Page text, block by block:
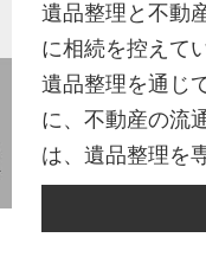
遺品整理と不動
に相続を控えて
遺品整理を通じ
に、不動産の流
は、遺品整理を